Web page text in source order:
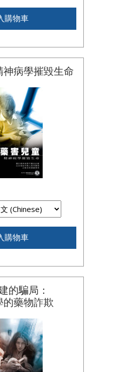
購物車
神病學摧毀生命
購物車
的騙局：
的藥物詐欺